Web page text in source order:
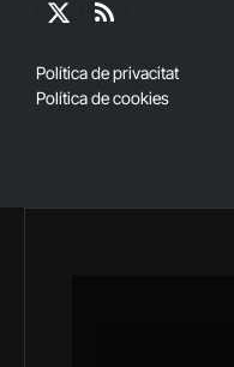
X
RSS
Política de privacitat
Política de cookies